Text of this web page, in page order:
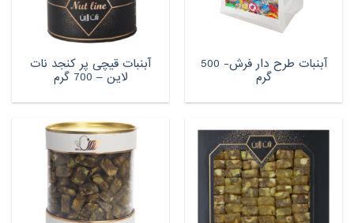
آبنبات طرح دار فرش- 500
گرم
آبنبات قیچی پر کنجد نات
لاین – 700 گرم